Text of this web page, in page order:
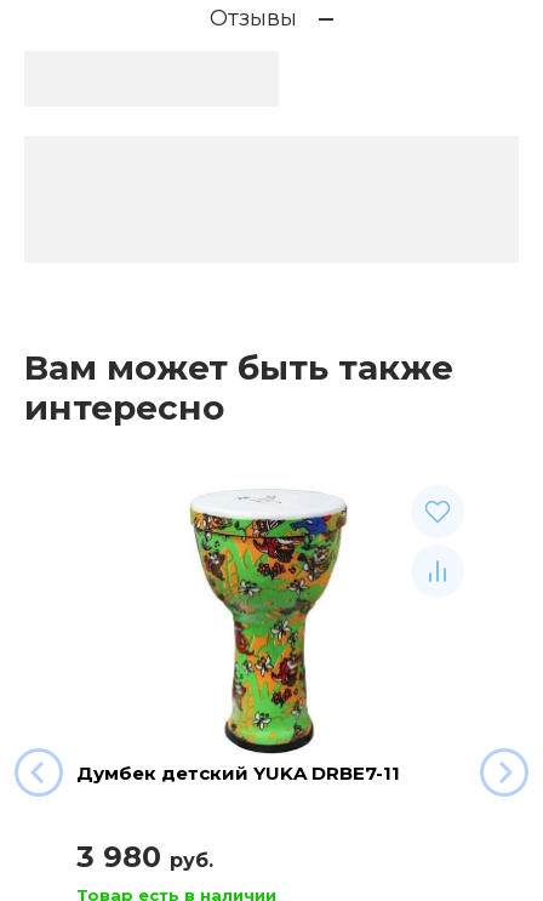
Отзывы
Вам может быть также
интересно
Думбек детский YUKA DRBE7-11
3 980 руб.
Товар есть в наличии